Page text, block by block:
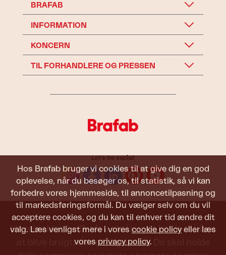
Hos Brafab bruger vi cookies til at give dig en god
oplevelse, når du besøger os, til statistik, så vi kan
forbedre vores hjemmeside, til annoncetilpasning og
til markedsføringsformål. Du vælger selv om du vil
acceptere cookies, og du kan til enhver tid ændre dit
valg. Læs venligst mere i vores cookie policy eller læs
vores privacy policy.
BRAFAB
INFORMATION
KONCERN
TIL FORHANDLERE OG PRESSEN
Let's be social!
Havemøbler fra Brafab skal kunne holde til både
at blive brugt, siddet i og set på. De skal holde